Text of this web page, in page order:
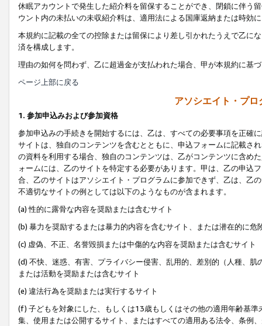
休眠アカウントで発生した紹介料を留保することができ、閉鎖に伴う
ウント内の未払いの未収紹介料は、適用法による国庫返納または時効
本規約に記載の全ての控除または留保により差し引かれたうえで乙に
済を構成します。
理由の如何を問わず、乙に超過金が支払われた場合、甲が本規約に基
ページ上部に戻る
アソシエイト・プ
1. 参加申込みおよび参加資格
参加申込みの手続きを開始するには、乙は、すべての必要事項を正確
サイトは、独自のコンテンツを含むとともに、申込フォームに記載さ
の資料を利用する場合、独自のコンテンツは、乙がコンテンツに含め
ォームには、乙のサイトを特定する必要があります。甲は、乙の申込
合、乙のサイトはアソシエイト・プログラムに参加できず、乙は、乙
不適切なサイトの例としては以下のようなものが含まれます。
(a) 性的に露骨な内容を奨励または含むサイト
(b) 暴力を奨励するまたは暴力的内容を含むサイト、または潜在的に
(c) 虚偽、不正、名誉毀損または中傷的な内容を奨励または含むサイト
(d) 不快、迷惑、有害、プライバシー侵害、乱用的、差別的（人種、
または活動を奨励または含むサイト
(e) 違法行為を奨励または実行するサイト
(f) 子どもを対象にした、もしくは13歳もしくはその他の適用年齢基
集、使用または公開するサイト、またはすべての適用ある法令、条例